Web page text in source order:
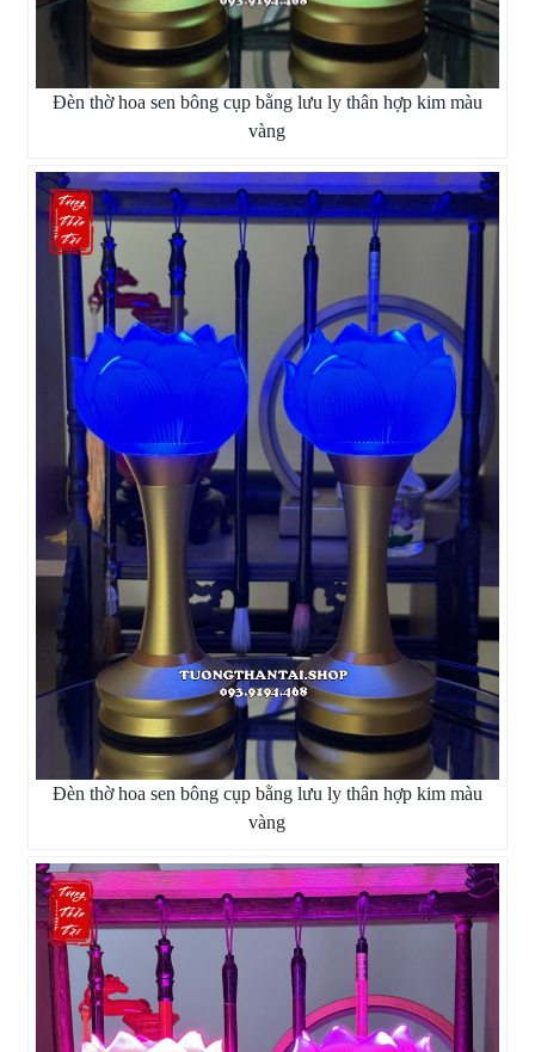
Đèn thờ hoa sen bông cụp bằng lưu ly thân hợp kim màu
vàng
Đèn thờ hoa sen bông cụp bằng lưu ly thân hợp kim màu
vàng